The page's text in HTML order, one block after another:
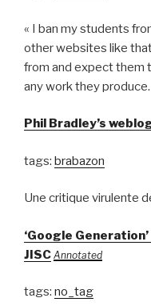
« I ban my students
other websites like
from and expect them
any work they produce.
Phil Bradley’s
tags: brabazon
Une critique virulente
‘Google
JISC Annotated
tags: no_tag